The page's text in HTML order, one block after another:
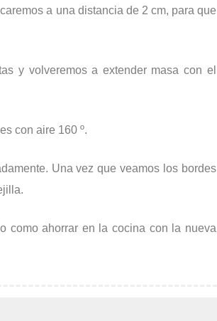
a una distancia de 2 cm, para que
y volveremos a extender masa con el
con aire 160 º.
Una vez que veamos los bordes
como ahorrar en la cocina con la nueva